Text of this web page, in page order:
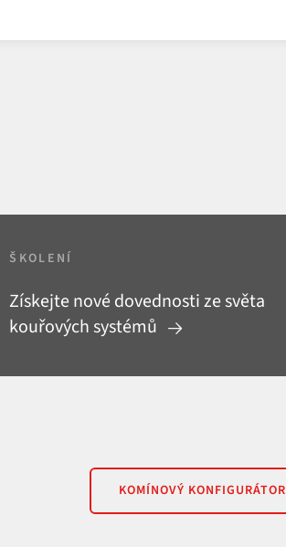
ŠKOLENÍ
Získejte nové dovednosti ze světa
kouřových systémů
KOMÍNOVÝ KONFIGURÁTOR